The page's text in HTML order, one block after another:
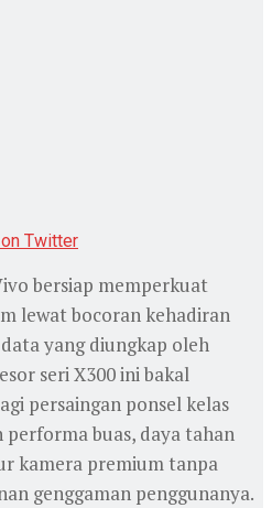
Twitter
bersiap memperkuat
lewat bocoran kehadiran
yang diungkap oleh
seri X300 ini bakal
persaingan ponsel kelas
performa buas, daya tahan
kamera premium tanpa
genggaman penggunanya.